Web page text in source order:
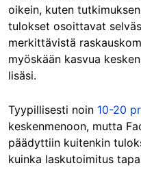
oikein, kuten
tulokset osoittavat
merkittävistä
myöskään kasvua
lisäsi.
Tyypillisesti noin 10-20
keskenmenoon, mutta
päädyttiin kuitenkin
kuinka laskutoimitus